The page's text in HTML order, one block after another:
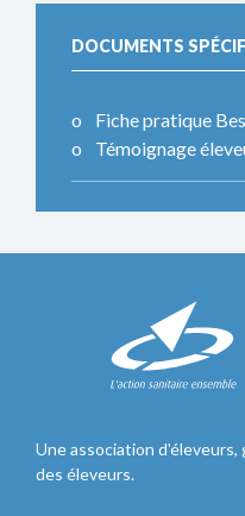
DOCUMENTS
Fiche pratique
Témoignage
Une association
des éleveurs.